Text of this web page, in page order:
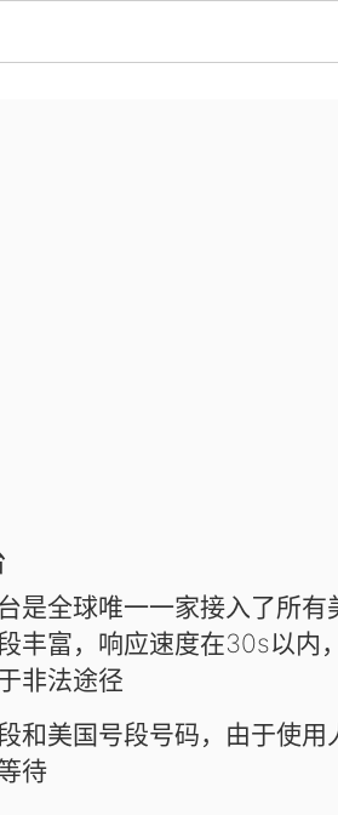
是全球唯一一家接入了所有
丰富，响应速度在30s以内
非法途径
和美国号段号码，由于使用
待